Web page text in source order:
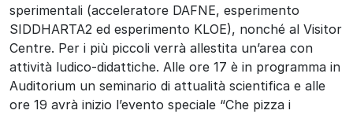
sperimentali (acceleratore DAFNE, esperimento
SIDDHARTA2 ed esperimento KLOE), nonché al Visitor
Centre. Per i più piccoli verrà allestita un’area con
attività ludico-didattiche. Alle ore 17 è in programma in
Auditorium un seminario di attualità scientifica e alle
ore 19 avrà inizio l’evento speciale “Che pizza i